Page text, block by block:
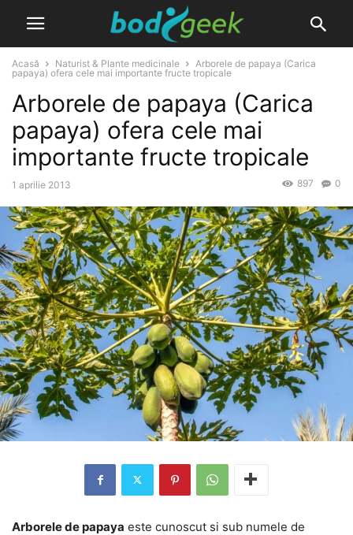
Acasă Naturist & Plante medicinale
Arborele de papaya (Carica
papaya) ofera cele mai importante fructe tropicale
Arborele de papaya (Carica
papaya) ofera cele mai
importante fructe tropicale
1 aprilie 2013 0
897
Arborele de papaya este cunoscut si sub numele de